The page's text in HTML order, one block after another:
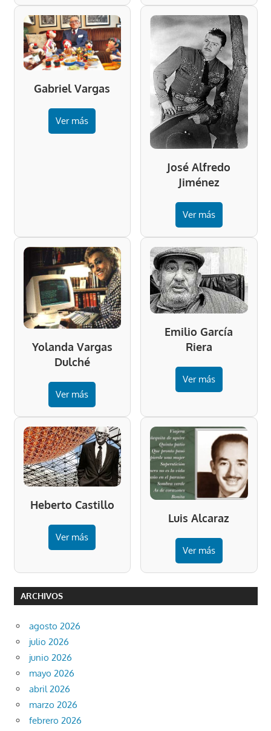
Gabriel Vargas
Ver más
José Alfredo
Jiménez
Ver más
Yolanda Vargas
Dulché
Ver más
Emilio García
Riera
Ver más
Heberto Castillo
Ver más
Luis Alcaraz
Ver más
ARCHIVOS
agosto 2026
julio 2026
junio 2026
mayo 2026
abril 2026
marzo 2026
febrero 2026